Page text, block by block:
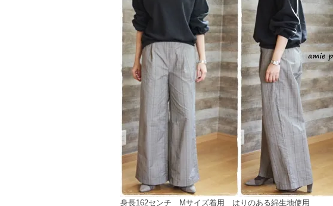
身長162センチ Mサイズ着用 はりのある綿生地使用